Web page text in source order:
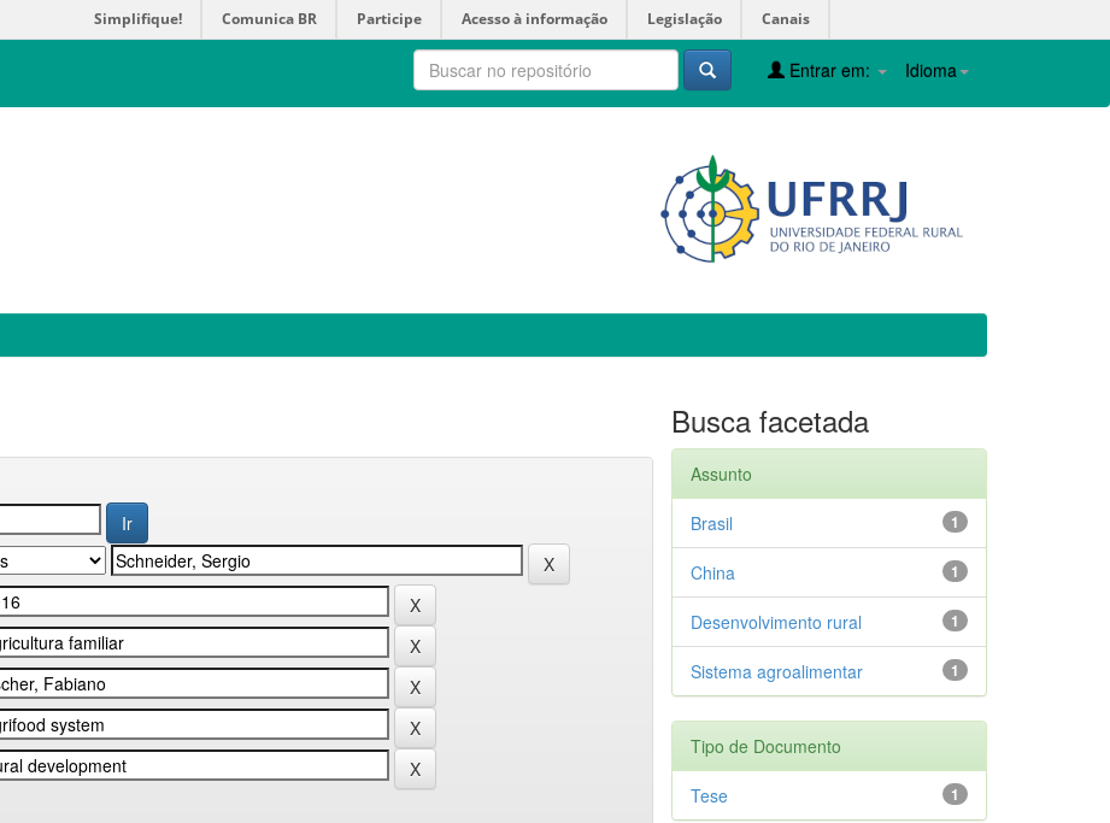
Simplifique! Comunica BR Participe Acesso à informação Legislação Canais
Idioma
Entrar em:
Busca facetada
Assunto
1
Brasil
1
China
1
Desenvolvimento rural
1
Sistema agroalimentar
Tipo de Documento
1
Tese